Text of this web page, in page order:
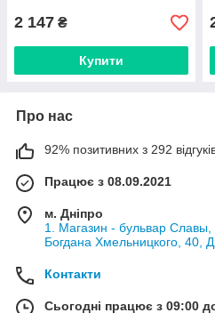
2 147 ₴
Купити
Про нас
92% позитивних з 292
Працює з 08.09.2021
м. Дніпро
1. Магазин - бульвар
Богдана Хмельницкого, 40,
Контакти
Сьогодні працює з 09:00